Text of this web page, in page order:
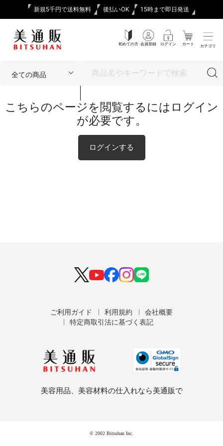
新規5千円で送料無料 後払いOK 15時まで即日発送
初めての方 会員登録 ログイン カート カテゴリ
こちらのページを閲覧するにはログイン
が必要です。
ログインする
ご利用ガイド 利用規約
会社概要
特定商取引法に基づく表記
美容用品、美容材料の仕入れなら美通販で
© 2002 Bitsuhan Inc.